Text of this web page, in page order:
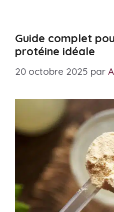
Guide complet
protéine idéale
20 octobre 2025 par